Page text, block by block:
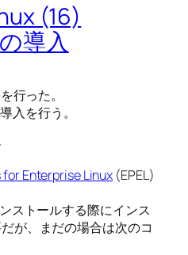
(16)
導入
行った。
入を行う。
Enterprise Linux (EPEL)
ストールする際にインス
が、まだの場合は次のコ